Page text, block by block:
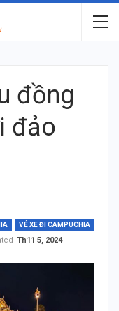
đồng
đảo
VÉ XE ĐI CAMPUCHIA
Th11 5, 2024